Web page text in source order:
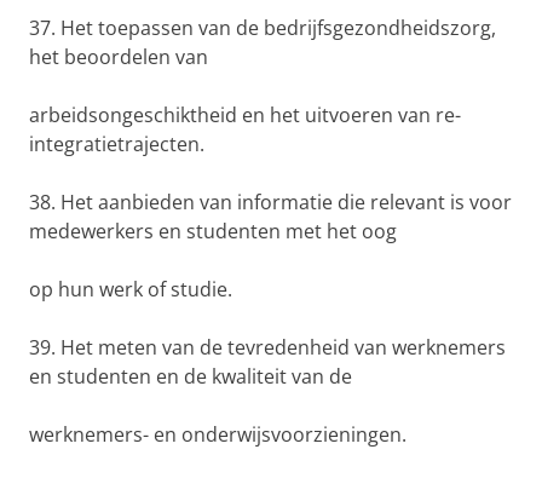
37. Het toepassen van de bedrijfsgezondheidszorg,
het beoordelen van
arbeidsongeschiktheid en het uitvoeren van re-
integratietrajecten.
38. Het aanbieden van informatie die relevant is voor
medewerkers en studenten met het oog
op hun werk of studie.
39. Het meten van de tevredenheid van werknemers
en studenten en de kwaliteit van de
werknemers- en onderwijsvoorzieningen.